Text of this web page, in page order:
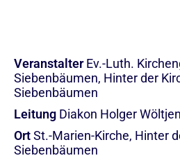
Veranstalter Ev.-Luth.
Siebenbäumen, Hinter der
Siebenbäumen
Leitung Diakon Holger Wöltjen
OrtSt.-Marien-Kirche, Hinter
Siebenbäumen